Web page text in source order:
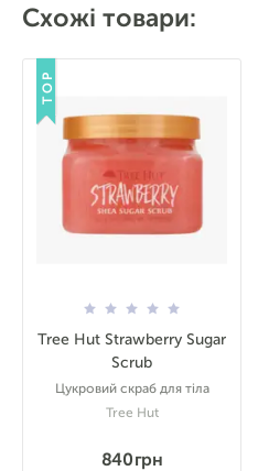
Схожі товари:
TOP
Tree Hut Strawberry Sugar
Scrub
Цукровий скраб для тіла
Tree Hut
840 грн